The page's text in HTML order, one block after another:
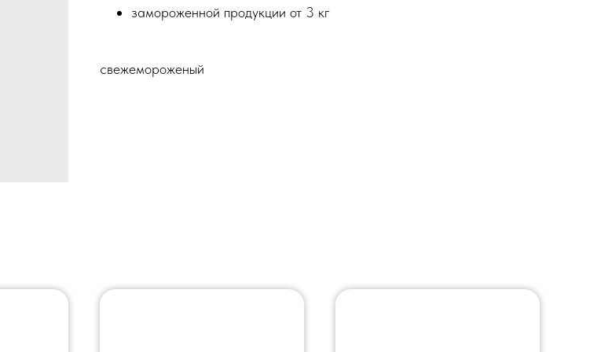
замороженной продукции от 3 кг
свежемороженый